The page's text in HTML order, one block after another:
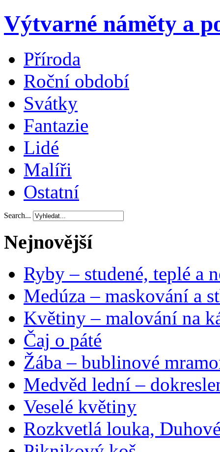
Výtvarné náměty a
Příroda
Roční období
Svátky
Fantazie
Lidé
Malíři
Ostatní
Search...
Nejnovější
Ryby – studené, teplé a
Medúza – maskování a
Květiny – malování na
Čaj o páté
Žába – bublinové
Medvěd lední –
Veselé květiny
Rozkvetlá louka,